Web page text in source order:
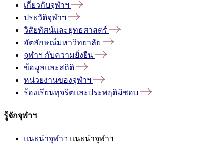
เกี่ยวกับจุฬาฯ
ประวัติจุฬาฯ
วิสัยทัศน์และยุทธศาสตร์
อัตลักษณ์มหาวิทยาลัย
จุฬาฯ กับความยั่งยืน
ข้อมูลและสถิติ
หน่วยงานของจุฬาฯ
ร้องเรียนทุจริตและประพฤติมิชอบ
รู้จักจุฬาฯ
แนะนำจุฬาฯ แนะนำจุฬาฯ